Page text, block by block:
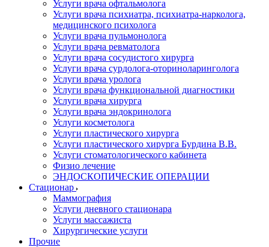
Услуги врача офтальмолога
Услуги врача психиатра, психиатра-нарколога,
медицинского психолога
Услуги врача пульмонолога
Услуги врача ревматолога
Услуги врача сосудистого хирурга
Услуги врача сурдолога-оториноларинголога
Услуги врача уролога
Услуги врача функциональной диагностики
Услуги врача хирурга
Услуги врача эндокринолога
Услуги косметолога
Услуги пластического хирурга
Услуги пластического хирурга Бурдина В.В.
Услуги стоматологического кабинета
Физио лечение
ЭНДОСКОПИЧЕСКИЕ ОПЕРАЦИИ
Стационар
Маммография
Услуги дневного стационара
Услуги массажиста
Хирургические услуги
Прочие